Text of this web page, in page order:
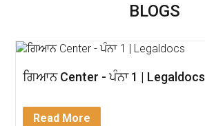
BLOGS
ਗਿਆਨ Center - ਪੰਨਾ 1 | Legaldocs
Read More